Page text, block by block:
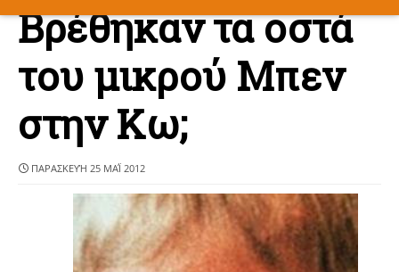
Βρέθηκαν τα οστά
του μικρού Μπεν
στην Κω;
ΠΑΡΑΣΚΕΥΉ 25 ΜΑΪ́ 2012